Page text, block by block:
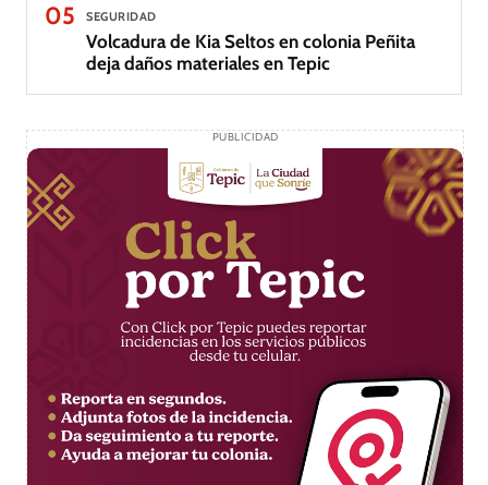
05 SEGURIDAD
Volcadura de Kia Seltos en colonia Peñita
deja daños materiales en Tepic
PUBLICIDAD